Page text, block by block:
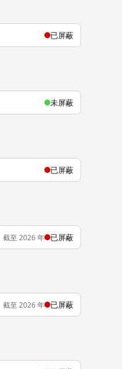
已屏蔽
未屏蔽
已屏蔽
截至 2026 年 已屏蔽
截至 2026 年 已屏蔽